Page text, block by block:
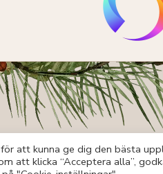
att kunna ge dig den bästa
att klicka “Acceptera alla”,